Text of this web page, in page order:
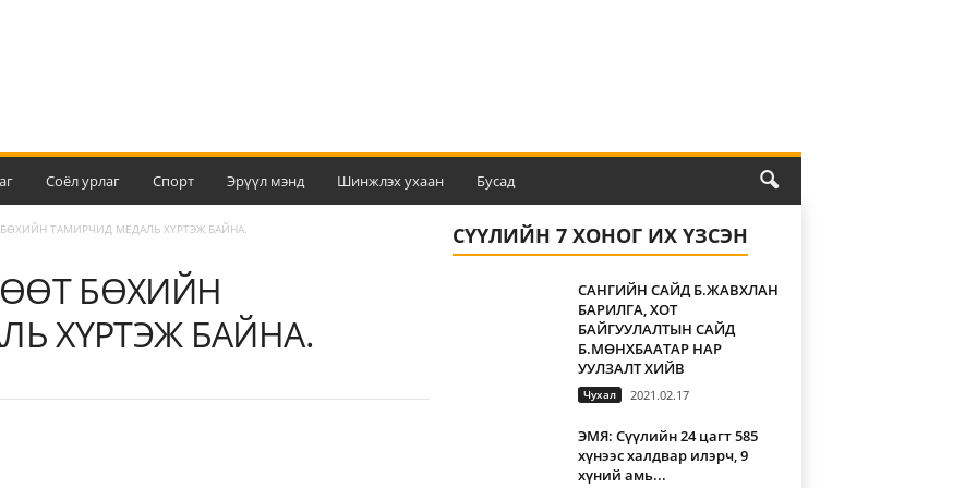
Соёл урлаг Спорт Эрүүл мэнд Шинжлэх ухаан Бусад
ТАМИРЧИД МЕДАЛЬ ХҮРТЭЖ БАЙНА.
БӨХИЙН
ХҮРТЭЖ БАЙНА.
СҮҮЛИЙН 7 ХОНОГ ИХ ҮЗСЭН
САНГИЙН САЙД Б.ЖАВХЛАН
БАРИЛГА, ХОТ
БАЙГУУЛАЛТЫН САЙД
Б.МӨНХБААТАР НАР
УУЛЗАЛТ ХИЙВ
Чухал 2021.02.17
ЭМЯ: Сүүлийн 24 цагт 585
хүнээс халдвар илэрч, 9
хүний амь...